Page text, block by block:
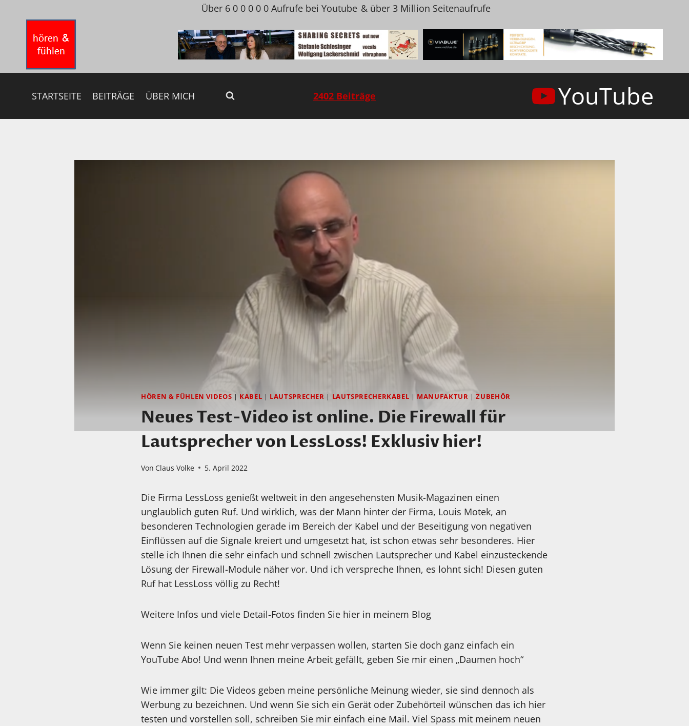
springen
Über 6 0 0 0 0 0 Aufrufe bei Youtube & über 3 Million Seitenaufrufe
STARTSEITE BEITRÄGE ÜBER MICH 2402 Beiträge YouTube
HÖREN & FÜHLEN VIDEOS | KABEL | LAUTSPRECHER | LAUTSPRECHERKABEL | MANUFAKTUR |ZUBEHÖR
Neues Test-Video ist online. Die Firewall für
Lautsprecher von LessLoss! Exklusiv hier!
Von Claus Volke 5. April 2022
Die Firma LessLoss genießt weltweit in den angesehensten Musik-Magazinen einen
unglaublich guten Ruf. Und wirklich, was der Mann hinter der Firma, Louis Motek, an
besonderen Technologien gerade im Bereich der Kabel und der Beseitigung von negativen
Einflüssen auf die Signale kreiert und umgesetzt hat, ist schon etwas sehr besonderes. Hier
stelle ich Ihnen die sehr einfach und schnell zwischen Lautsprecher und Kabel einzusteckende
Lösung der Firewall-Module näher vor. Und ich verspreche Ihnen, es lohnt sich! Diesen guten
Ruf hat LessLoss völlig zu Recht!
Weitere Infos und viele Detail-Fotos finden Sie hier in meinem Blog
Wenn Sie keinen neuen Test mehr verpassen wollen, starten Sie doch ganz einfach ein
YouTube Abo! Und wenn Ihnen meine Arbeit gefällt, geben Sie mir einen „Daumen hoch“
Wie immer gilt: Die Videos geben meine persönliche Meinung wieder, sie sind dennoch als
Werbung zu bezeichnen. Und wenn Sie sich ein Gerät oder Zubehörteil wünschen das ich hier
testen und vorstellen soll, schreiben Sie mir einfach eine Mail. Viel Spass mit meinem neuen